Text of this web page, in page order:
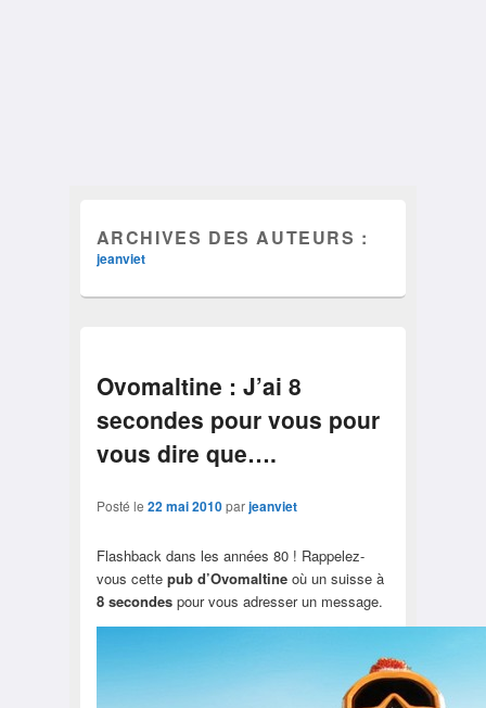
ARCHIVES DES AUTEURS :
jeanviet
Ovomaltine : J’ai 8
secondes pour vous pour
vous dire que….
Posté le 22 mai 2010parjeanviet
Flashback dans les années 80 ! Rappelez-
vous cette pub d’Ovomaltineoù un suisse à
8 secondespour vous adresser un message.